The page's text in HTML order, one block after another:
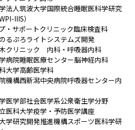
法人筑波大学国際統合睡眠医科学研究
IIIS）
・サポートクリニック臨床検査科
のるぷろライトシステムズ開発
クリニック 内科・呼吸器内科
病院睡眠医療センター脳神経内科
大学高齢医学科
機構西新潟中央病院呼吸器センター内
医学部社会医学系公衆衛生学分野
医科大学疫学・予防医学講座
学研究開発推進機構スポーツ医科学研